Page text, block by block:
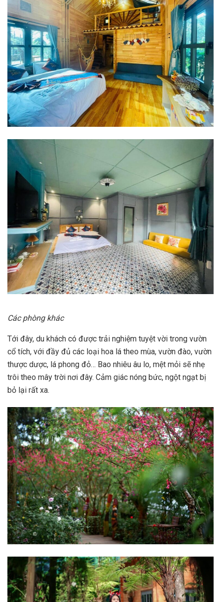
Các phòng khác
Tới đây, du khách có được trải nghiệm tuyệt vời trong vườn
cổ tích, với đầy đủ các loại hoa lá theo mùa, vườn đào, vườn
thược dược, lá phong đỏ… Bao nhiêu âu lo, mệt mỏi sẽ nhẹ
trôi theo mây trời nơi đây. Cảm giác nóng bức, ngột ngạt bị
bỏ lại rất xa.